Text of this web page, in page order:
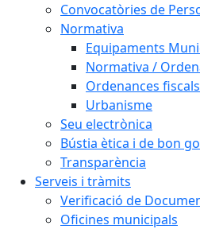
Convocatòries de
Normativa
Equipaments
Normativa /
Ordenances fiscals
Urbanisme
Seu electrònica
Bústia ètica i de bon
Transparència
Serveis i tràmits
Verificació de
Oficines municipals